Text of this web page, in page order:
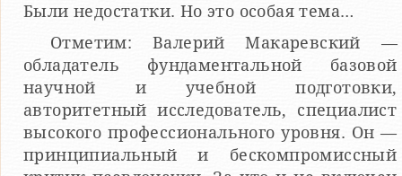
Были недостатки. Но это особая тема…
Отметим: Валерий Макаревский —
обладатель фундаментальной базовой
научной и учебной подготовки,
авторитетный исследователь, специалист
высокого профессионального уровня. Он —
принципиальный и бескомпромиссный